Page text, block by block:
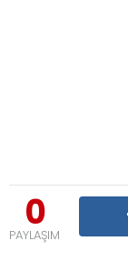
0
PAYLAŞIM